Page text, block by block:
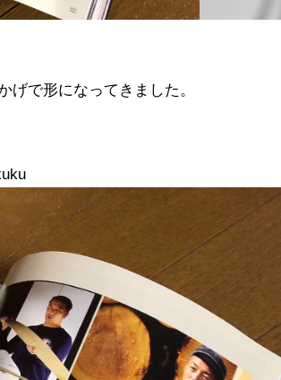
げで形になってきました。